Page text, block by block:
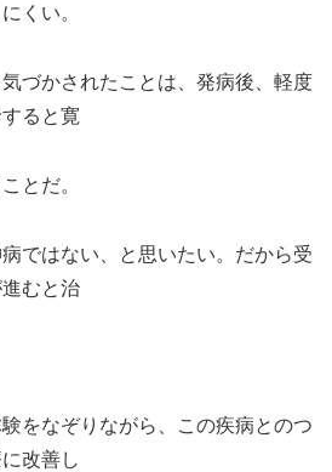
くい。
づかされたことは、発病後、軽度
ると寛
とだ。
ではない、と思いたい。だから受
むと治
をなぞりながら、この疾病とのつ
改善し